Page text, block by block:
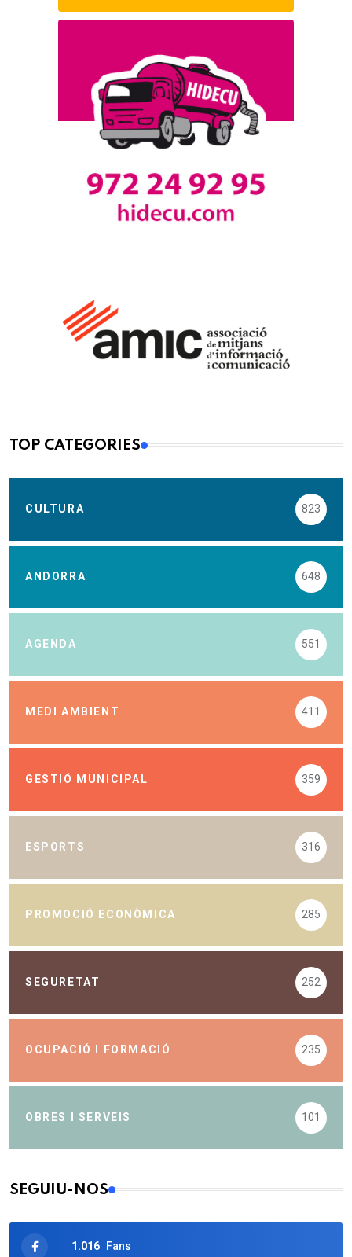
TOP CATEGORIES
CULTURA 823
ANDORRA 648
AGENDA 551
MEDI AMBIENT 411
GESTIÓ MUNICIPAL 359
ESPORTS 316
PROMOCIÓ ECONÒMICA 285
SEGURETAT 252
OCUPACIÓ I FORMACIÓ 235
OBRES I SERVEIS 101
SEGUIU-NOS
1.016 Fans